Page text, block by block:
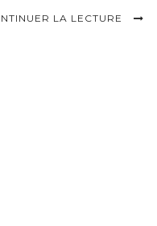
LA LECTURE